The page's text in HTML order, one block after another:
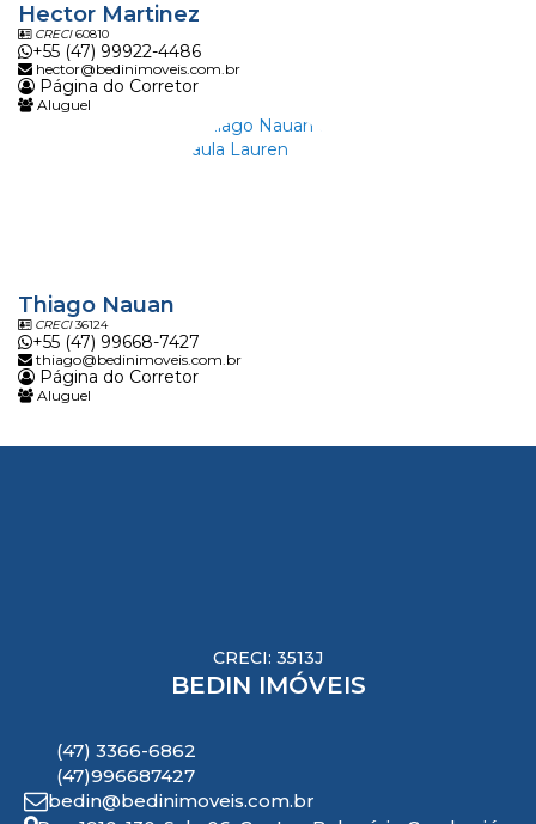
Hector Martinez
CRECI60810
+55 (47) 99922-4486
hector@bedinimoveis.com.br
Página do Corretor
Aluguel
Thiago Nauan
CRECI36124
+55 (47) 99668-7427
thiago@bedinimoveis.com.br
Página do Corretor
Aluguel
CRECI: 3513J
BEDIN IMÓVEIS
(47) 3366-6862
(47)996687427
bedin@bedinimoveis.com.br